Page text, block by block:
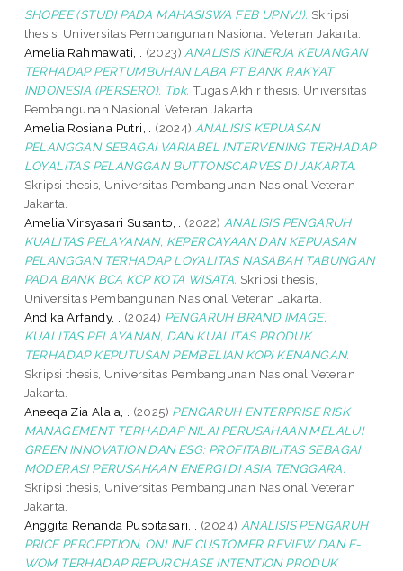
SHOPEE (STUDI PADA MAHASISWA FEB UPNVJ). Skripsi
thesis, Universitas Pembangunan Nasional Veteran Jakarta.
Amelia Rahmawati, .
(2023) ANALISIS KINERJA KEUANGAN
TERHADAP PERTUMBUHAN LABA PT BANK RAKYAT
INDONESIA (PERSERO), Tbk. Tugas Akhir thesis, Universitas
Pembangunan Nasional Veteran Jakarta.
Amelia Rosiana Putri, .
(2024) ANALISIS KEPUASAN
PELANGGAN SEBAGAI VARIABEL INTERVENING TERHADAP
LOYALITAS PELANGGAN BUTTONSCARVES DI JAKARTA.
Skripsi thesis, Universitas Pembangunan Nasional Veteran
Jakarta.
Amelia Virsyasari Susanto, .
(2022) ANALISIS PENGARUH
KUALITAS PELAYANAN, KEPERCAYAAN DAN KEPUASAN
PELANGGAN TERHADAP LOYALITAS NASABAH TABUNGAN
PADA BANK BCA KCP KOTA WISATA. Skripsi thesis,
Universitas Pembangunan Nasional Veteran Jakarta.
Andika Arfandy, .
(2024) PENGARUH BRAND IMAGE,
KUALITAS PELAYANAN, DAN KUALITAS PRODUK
TERHADAP KEPUTUSAN PEMBELIAN KOPI KENANGAN.
Skripsi thesis, Universitas Pembangunan Nasional Veteran
Jakarta.
Aneeqa Zia Alaia, .
(2025) PENGARUH ENTERPRISE RISK
MANAGEMENT TERHADAP NILAI PERUSAHAAN MELALUI
GREEN INNOVATION DAN ESG: PROFITABILITAS SEBAGAI
MODERASI PERUSAHAAN ENERGI DI ASIA TENGGARA.
Skripsi thesis, Universitas Pembangunan Nasional Veteran
Jakarta.
Anggita Renanda Puspitasari, .
(2024) ANALISIS PENGARUH
PRICE PERCEPTION, ONLINE CUSTOMER REVIEW DAN E-
WOM TERHADAP REPURCHASE INTENTION PRODUK